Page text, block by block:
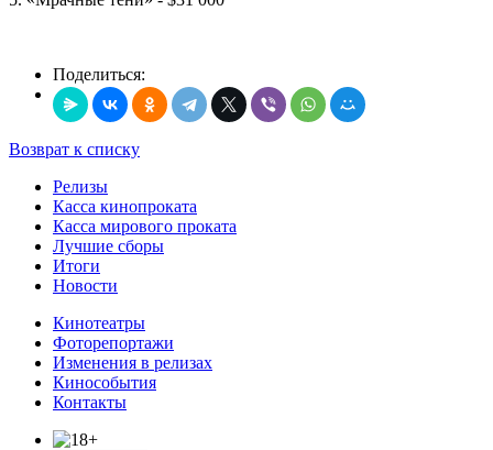
Поделиться:
Возврат к списку
Релизы
Касса кинопроката
Касса мирового проката
Лучшие сборы
Итоги
Новости
Кинотеатры
Фоторепортажи
Изменения в релизах
Кинособытия
Контакты